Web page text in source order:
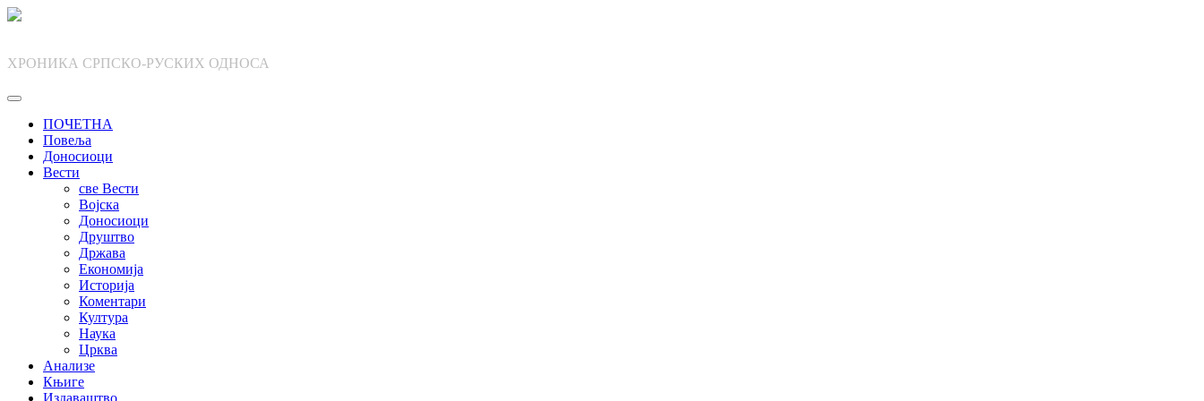
Skip
ХРОНИКА СРПСКО-РУСКИХ ОДНОСА
ПОЧЕТНА
Повеља
Доносиоци
Вести
све Вести
Војска
Доносиоци
Друштво
Држава
Економија
Историја
Коментари
Култура
Наука
Црква
Анализе
Књиге
Издаваштво